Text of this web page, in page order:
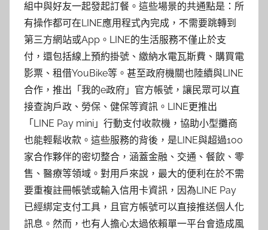
組中與好友一起發起訂餐。這些場景的共通點是：所
有操作都可在LINE應用程式內完成，不需要跳轉到
第三方網站或App。LINE的生活服務不僅止於支
付，還包括線上預約掛號、繳納水電瓦斯費、購買電
影票、租借YouBike等。甚至政府機關也陸續與LINE
合作，推出「我的e政府」官方帳號，讓民眾可以直
接查詢戶政、勞保、健保等資訊。LINE更推出
「LINE Pay mini」行動支付收款機，協助小型攤商
也能輕鬆收款。這些服務的背後，是LINE與超過100
家合作夥伴的密切整合，涵蓋金融、交通、餐飲、零
售、醫療等領域。對用戶來說，最大的便利在於不需
要重複註冊帳號或輸入信用卡資訊，因為LINE Pay
已經綁定支付工具，且官方帳號可以直接推送個人化
訊息。然而，也有人擔心太過依賴單一平台會造成風